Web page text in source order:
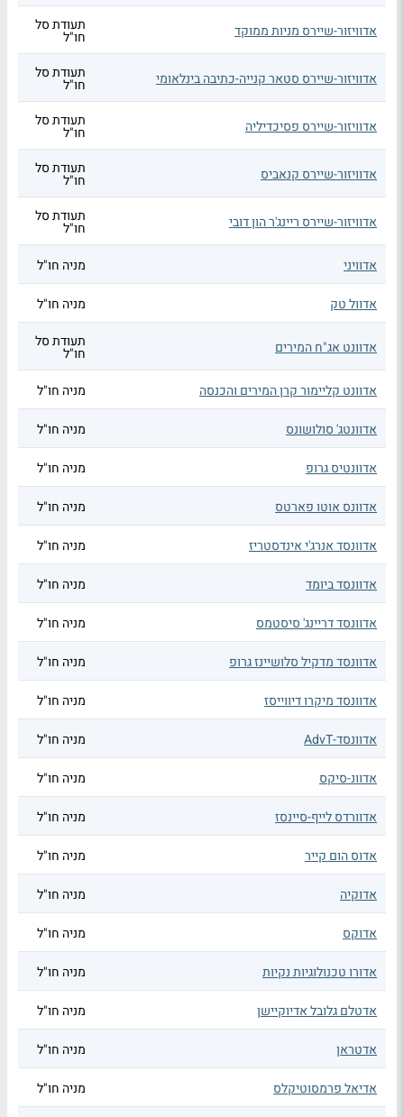
אדוויזור-שיירס מניות ממוקד תעודת סל
חו"ל
אדוויזור-שיירס סטאר קנייה-כתיבה בינלאומי תעודת סל
חו"ל
אדוויזור-שיירס פסיכדיליה תעודת סל
חו"ל
אדוויזור-שיירס קנאביס תעודת סל
חו"ל
אדוויזור-שיירס ריינג'ר הון דובי תעודת סל
חו"ל
אדוויני
מניה חו"ל
אדוול טק מניה חו"ל
אדוונט אג"ח המירים תעודת סל
חו"ל
אדוונט קליימור קרן המירים והכנסה
מניה חו"ל
אדוונטג' סולושונס מניה חו"ל
אדוונטיס גרופ מניה חו"ל
אדוונס אוטו פארטס מניה חו"ל
אדוונסד אנרג'י אינדסטריז מניה חו"ל
אדוונסד ביומד מניה חו"ל
אדוונסד דריינג' סיסטמס מניה חו"ל
אדוונסד מדקיל סלושיינז גרופ מניה חו"ל
אדוונסד מיקרו דיווייסז מניה חו"ל
אדוונסד-AdvT מניה חו"ל
אדוונ-סיקס מניה חו"ל
אדוורדס לייף-סיינסז מניה חו"ל
אדוס הום קייר מניה חו"ל
אדוקיה מניה חו"ל
אדוקס מניה חו"ל
אדורו טכנולוגיות נקיות מניה חו"ל
אדטלם גלובל אדיוקיישן מניה חו"ל
אדטראן מניה חו"ל
אדיאל פרמסוטיקלס מניה חו"ל